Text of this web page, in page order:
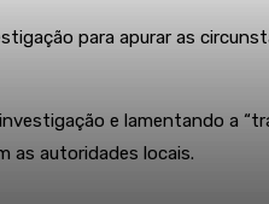
para apurar as
e lamentando a
as autoridades locais.